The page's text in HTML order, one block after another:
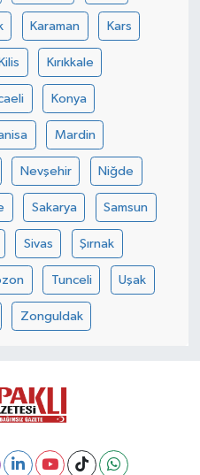
Karaman Kars
Kırıkkale
Konya
Mardin
Nevşehir Niğde
Sakarya Samsun
Sivas Şırnak
Tunceli Uşak
Zonguldak